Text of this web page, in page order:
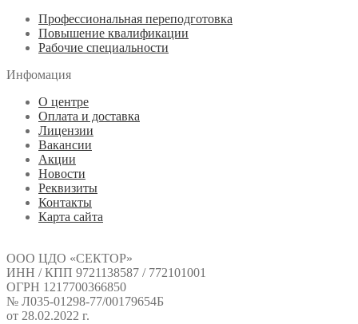
Профессиональная переподготовка
Повышение квалификации
Рабочие специальности
Инфомация
О центре
Оплата и доставка
Лицензии
Вакансии
Акции
Новости
Реквизиты
Контакты
Карта сайта
ООО ЦДО «СЕКТОР»
ИНН / КПП 9721138587 / 772101001
ОГРН 1217700366850
№ Л035-01298-77/00179654Б
от 28.02.2022 г.